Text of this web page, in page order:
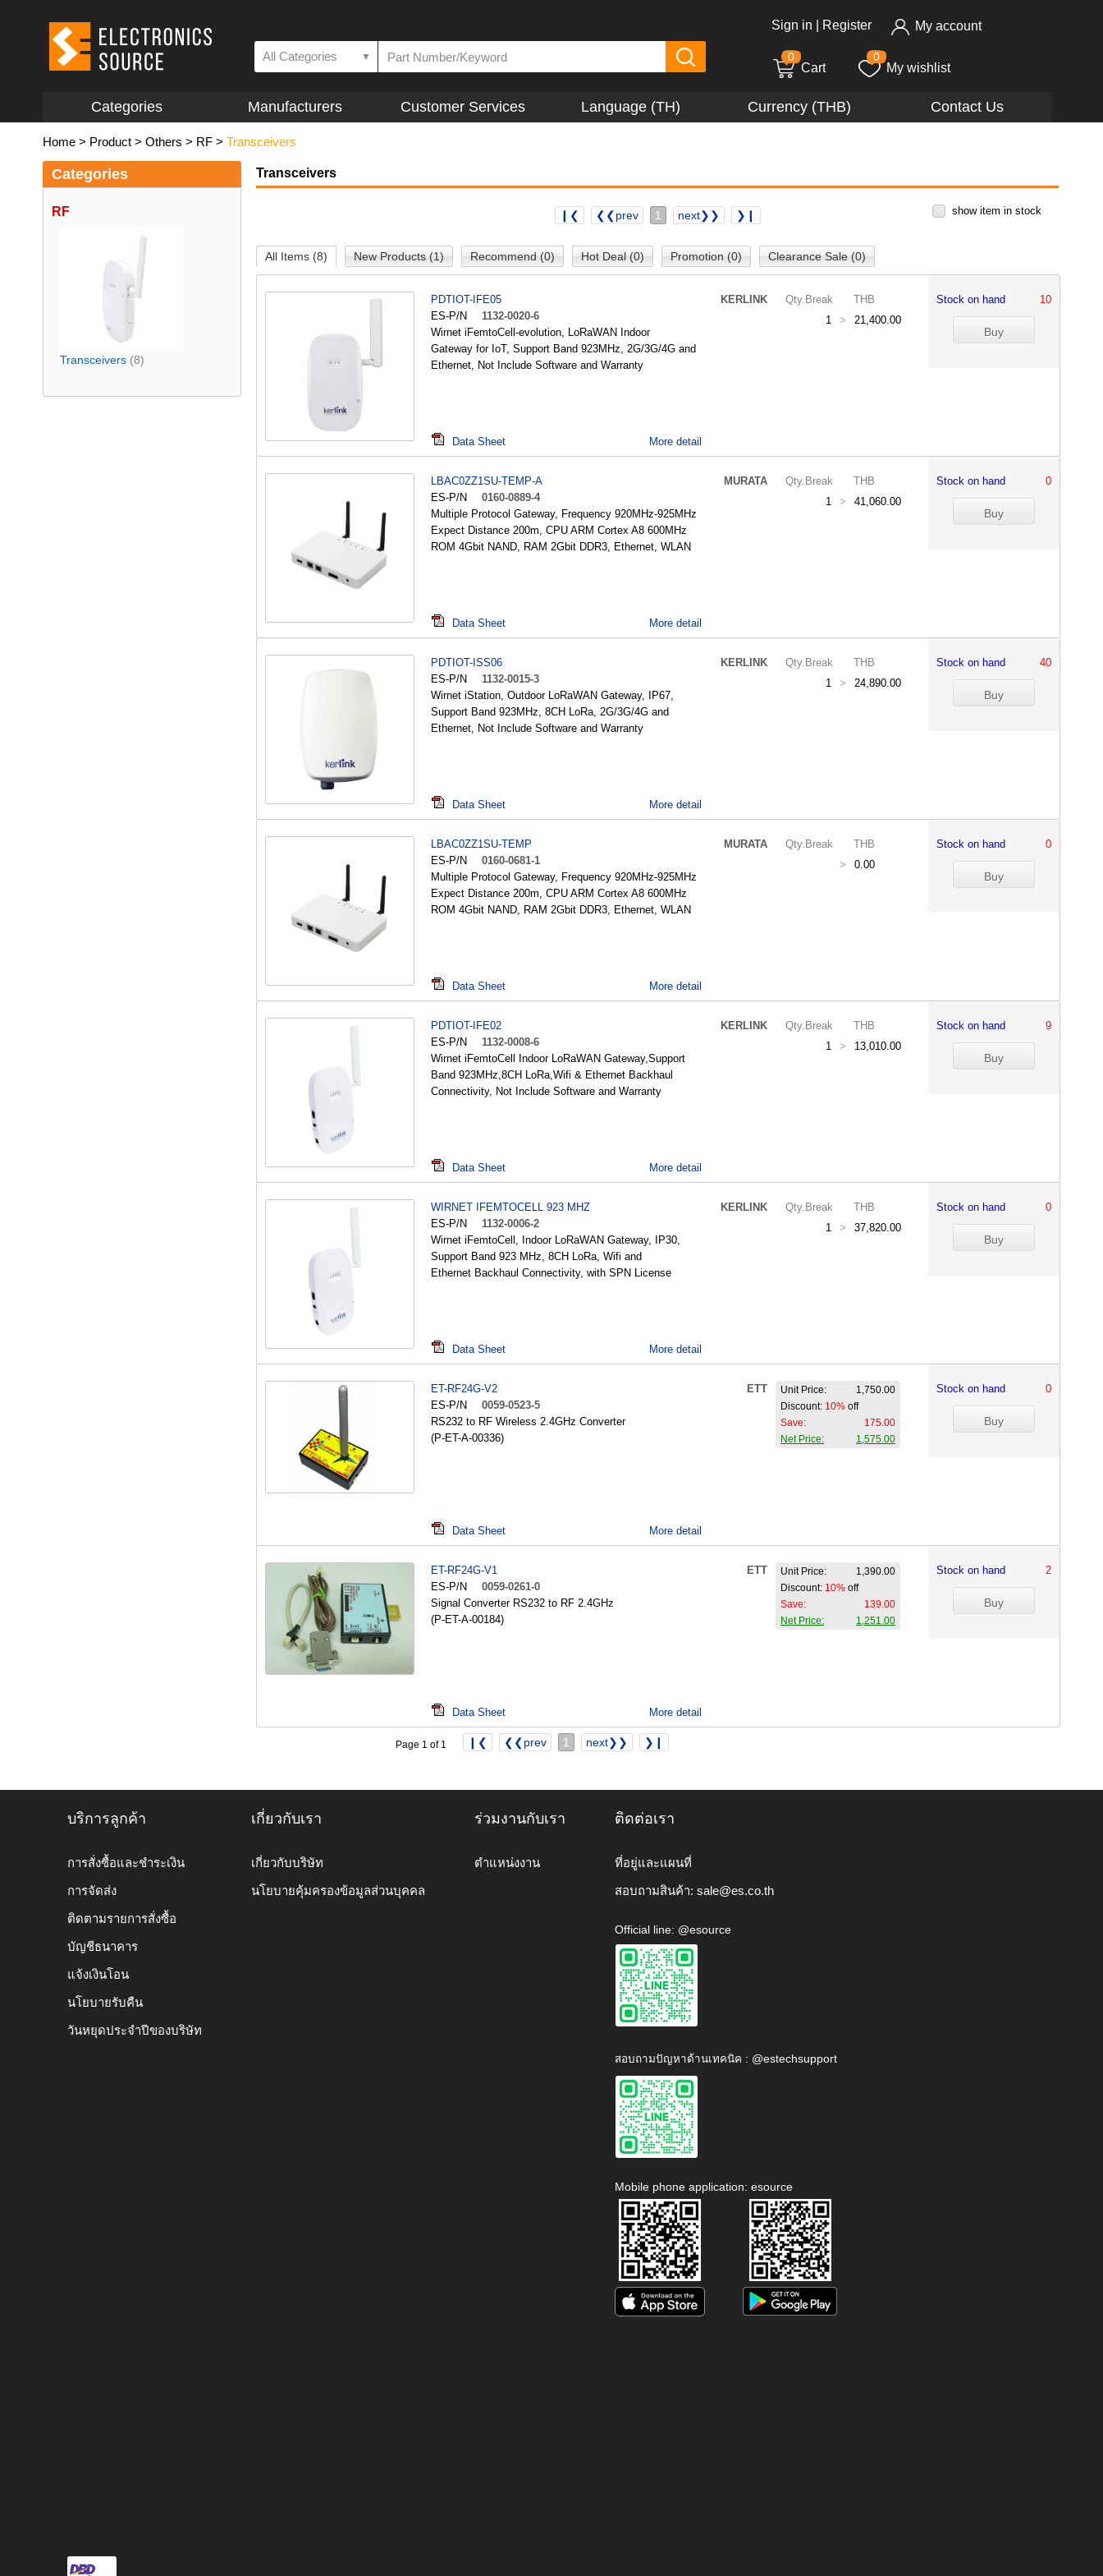
All Categories ▼
Sign in Register My account
0
Cart
0
My wishlist
Categories Manufacturers Customer Services Language (TH) Currency (THB) Contact Us
Home > Product > Others > RF > Transceivers
Categories
RF
Transceivers (8)
Transceivers
❙❮ ❮❮prev 1 next❯❯ ❯❙ show item in stock
All Items (8) New Products (1) Recommend (0) Hot Deal (0) Promotion (0) Clearance Sale (0)
PDTIOT-IFE05
KERLINK
ES-P/N
1132-0020-6
Wirnet iFemtoCell-evolution, LoRaWAN Indoor
Gateway for IoT, Support Band 923MHz, 2G/3G/4G and
Ethernet, Not Include Software and Warranty
Qty.Break
THB
1
> 21,400.00
Stock on hand 10
Data Sheet More detail
LBAC0ZZ1SU-TEMP-A
MURATA
ES-P/N
0160-0889-4
Multiple Protocol Gateway, Frequency 920MHz-925MHz
Expect Distance 200m, CPU ARM Cortex A8 600MHz
ROM 4Gbit NAND, RAM 2Gbit DDR3, Ethernet, WLAN
Qty.Break
THB
1
> 41,060.00
Stock on hand 0
Data Sheet More detail
PDTIOT-ISS06
KERLINK
ES-P/N
1132-0015-3
Wirnet iStation, Outdoor LoRaWAN Gateway, IP67,
Support Band 923MHz, 8CH LoRa, 2G/3G/4G and
Ethernet, Not Include Software and Warranty
Qty.Break
THB
1
> 24,890.00
Stock on hand 40
Data Sheet More detail
LBAC0ZZ1SU-TEMP
MURATA
ES-P/N
0160-0681-1
Multiple Protocol Gateway, Frequency 920MHz-925MHz
Expect Distance 200m, CPU ARM Cortex A8 600MHz
ROM 4Gbit NAND, RAM 2Gbit DDR3, Ethernet, WLAN
Qty.Break
THB
>
0.00
Stock on hand 0
Data Sheet More detail
PDTIOT-IFE02
KERLINK
ES-P/N
1132-0008-6
Wirnet iFemtoCell Indoor LoRaWAN Gateway,Support
Band 923MHz,8CH LoRa,Wifi & Ethernet Backhaul
Connectivity, Not Include Software and Warranty
Qty.Break
THB
1
> 13,010.00
Stock on hand 9
Data Sheet More detail
WIRNET IFEMTOCELL 923 MHZ
KERLINK
ES-P/N
1132-0006-2
Wirnet iFemtoCell, Indoor LoRaWAN Gateway, IP30,
Support Band 923 MHz, 8CH LoRa, Wifi and
Ethernet Backhaul Connectivity, with SPN License
Qty.Break
THB
1
> 37,820.00
Stock on hand 0
Data Sheet More detail
ET-RF24G-V2
ETT
ES-P/N
0059-0523-5
RS232 to RF Wireless 2.4GHz Converter
(P-ET-A-00336)
Unit Price:
1,750.00
Discount: 10% off
Save:
175.00
Net Price:
1,575.00
Stock on hand 0
Data Sheet More detail
ET-RF24G-V1
ETT
ES-P/N
0059-0261-0
Signal Converter RS232 to RF 2.4GHz
(P-ET-A-00184)
Unit Price:
1,390.00
Discount: 10% off
Save:
139.00
Net Price:
1,251.00
Stock on hand 2
Data Sheet More detail
Page 1 of 1 ❙❮ ❮❮prev 1 next❯❯ ❯❙
บริการลูกค้า
การสั่งซื้อและชำระเงิน
การจัดส่ง
ติดตามรายการสั่งซื้อ
บัญชีธนาคาร
แจ้งเงินโอน
นโยบายรับคืน
วันหยุดประจำปีของบริษัท
เกี่ยวกับเรา
เกี่ยวกับบริษัท
นโยบายคุ้มครองข้อมูลส่วนบุคคล
ร่วมงานกับเรา
ตำแหน่งงาน
ติดต่อเรา
ที่อยู่และแผนที่
สอบถามสินค้า: sale@es.co.th
Official line: @esource
สอบถามปัญหาด้านเทคนิค : @estechsupport
Mobile phone application: esource